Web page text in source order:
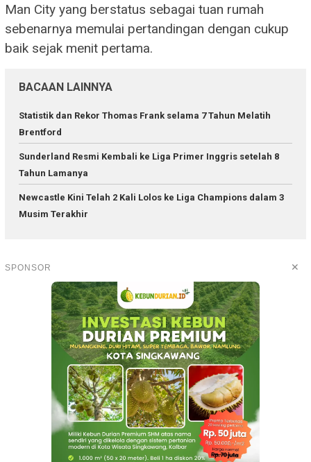
Man City yang berstatus sebagai tuan rumah
sebenarnya memulai pertandingan dengan cukup
baik sejak menit pertama.
BACAAN LAINNYA
Statistik dan Rekor Thomas Frank selama 7 Tahun Melatih
Brentford
Sunderland Resmi Kembali ke Liga Primer Inggris setelah 8
Tahun Lamanya
Newcastle Kini Telah 2 Kali Lolos ke Liga Champions dalam 3
Musim Terakhir
SPONSOR ✕